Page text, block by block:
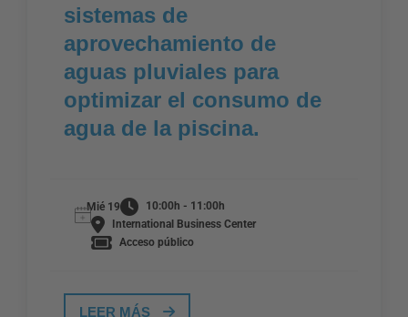
sistemas de
aprovechamiento de
aguas pluviales para
optimizar el consumo de
agua de la piscina.
Mié 19
10:00h - 11:00h
International Business Center
Acceso público
LEER MÁS